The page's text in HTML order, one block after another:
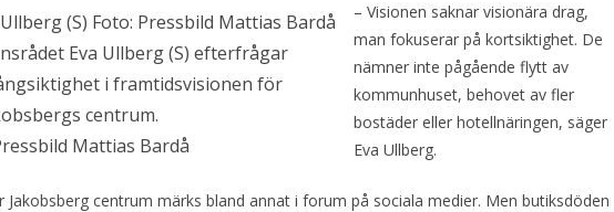
Eva Ullberg (S) efterfrågar
i framtidsvisionen för
centrum.
Mattias Bardå
– Visionen saknar visionära drag,
man fokuserar på kortsiktighet. De
nämner inte pågående flytt av
kommunhuset, behovet av fler
bostäder eller hotellnäringen, säger
Eva Ullberg.
centrum märks bland annat i forum på sociala medier. Men butiksdöden